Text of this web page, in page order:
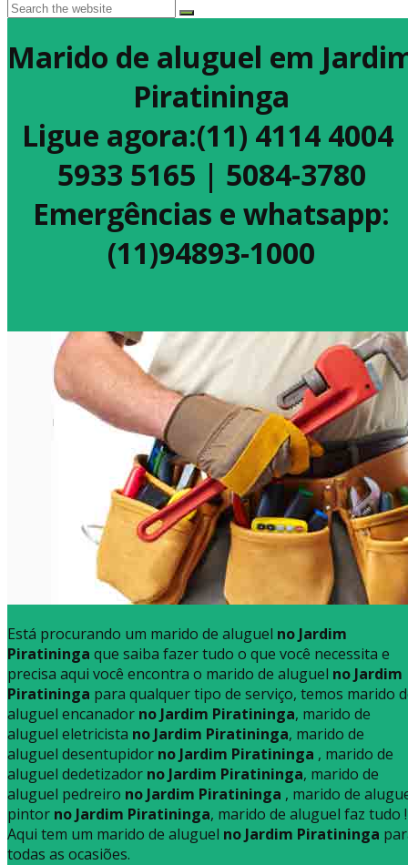
Marido de aluguel em
Piratininga
Ligue agora:(11) 4114 4004
5933 5165 | 5084-3780
Emergências e whatsapp:
(11)94893-1000
Está procurando um marido de aluguel no Jardim
Piratininga que saiba fazer tudo o que você necessita e
precisa aqui você encontra o marido de aluguel no Jardim
Piratininga para qualquer tipo de serviço, temos marido
aluguel encanador no Jardim Piratininga, marido de
aluguel eletricista no Jardim Piratininga, marido de
aluguel desentupidor no Jardim Piratininga , marido de
aluguel dedetizador no Jardim Piratininga, marido de
aluguel pedreiro no Jardim Piratininga , marido de
pintor no Jardim Piratininga, marido de aluguel faz tudo !
Aqui tem um marido de aluguel no Jardim Piratininga
todas as ocasiões.